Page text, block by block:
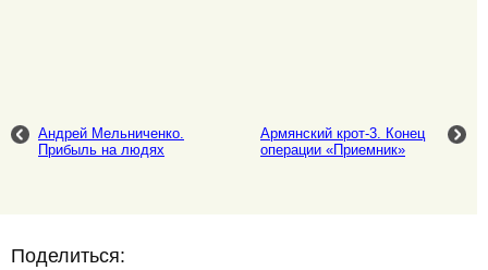
Андрей Мельниченко.
Прибыль на людях
Армянский крот-3. Конец
операции «Приемник»
Поделиться: